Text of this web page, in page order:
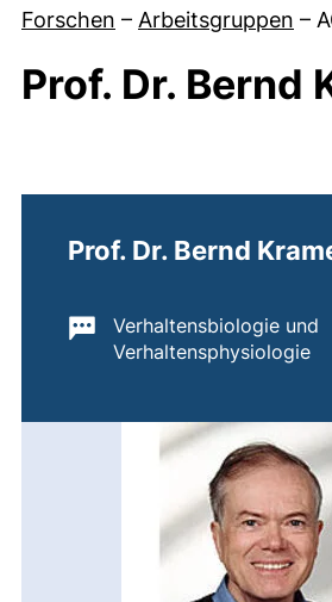
Forschen – Arbeitsgruppen –
Prof. Dr. Bernd
Prof. Dr. Bernd
Wichtige Informationen:
Verhaltensbiologie und
Verhaltensphysiologie